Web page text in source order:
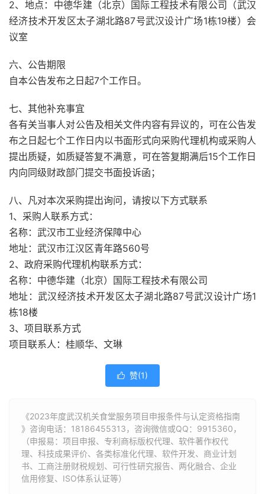
2、地点：中德华建（北京）国际工程技术有限公司（武汉
经济技术开发区太子湖北路87号武汉设计广场1栋19楼）会
议室
六、公告期限
自本公告发布之日起7个工作日。
七、其他补充事宜
各有关当事人对公告及相关文件内容有异议的，可在公告发
布之日起七个工作日内以书面形式向采购代理机构或采购人
提出质疑，如质疑答复不满意，可在答复期满后15个工作日
内向同级财政部门提交书面投诉函；
八、凡对本次采购提出询问，请按以下方式联系
1、采购人联系方式：
名称：武汉市工业经济保障中心
地址：武汉市江汉区青年路560号
2、政府采购代理机构联系方式：
名称：中德华建（北京）国际工程技术有限公司
地址：武汉经济技术开发区太子湖北路87号武汉设计广场1
栋18楼
3、项目联系方式
项目联系人：桂顺华、文琳
 赞(1)
《2023年度武汉机关食堂服务项目申报条件与认定资格指南
》咨询电话： 18186455313，咨询微信或QQ：9915360，
（申报易：项目申报、专利商标版权代理、软件著作权代
理、科技成果评价、各类标准化代理、软件开发、商业计划
书、工商注册财税规划、可行性研究报告、两化融合、企业
信用修复、ISO体系认证等）